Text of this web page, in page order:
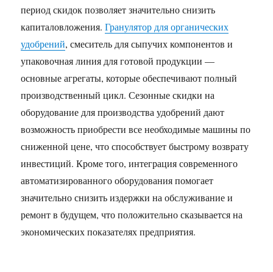
период скидок позволяет значительно снизить
капиталовложения.Гранулятор для органических
удобрений, смеситель для сыпучих компонентов и
упаковочная линия для готовой продукции —
основные агрегаты, которые обеспечивают полный
производственный цикл. Сезонные скидки на
оборудование для производства удобрений дают
возможность приобрести все необходимые машины по
сниженной цене, что способствует быстрому возврату
инвестиций. Кроме того, интеграция современного
автоматизированного оборудования помогает
значительно снизить издержки на обслуживание и
ремонт в будущем, что положительно сказывается на
экономических показателях предприятия.